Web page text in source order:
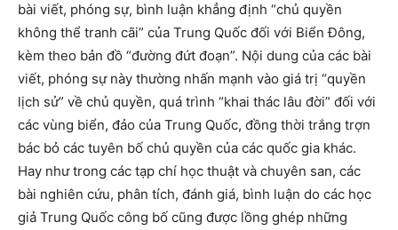
bài viết, phóng sự, bình luận khẳng định “chủ quyền
không thể tranh cãi” của Trung Quốc đối với Biển Đông,
kèm theo bản đồ “đường đứt đoạn”. Nội dung của các bài
viết, phóng sự này thường nhấn mạnh vào giá trị “quyền
lịch sử” về chủ quyền, quá trình “khai thác lâu đời” đối với
các vùng biển, đảo của Trung Quốc, đồng thời trắng trợn
bác bỏ các tuyên bố chủ quyền của các quốc gia khác.
Hay như trong các tạp chí học thuật và chuyên san, các
bài nghiên cứu, phân tích, đánh giá, bình luận do các học
giả Trung Quốc công bố cũng được lồng ghép những